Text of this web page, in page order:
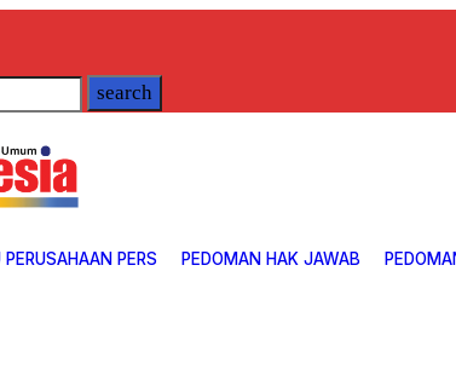
search
PERUSAHAAN PERS PEDOMAN HAK JAWAB